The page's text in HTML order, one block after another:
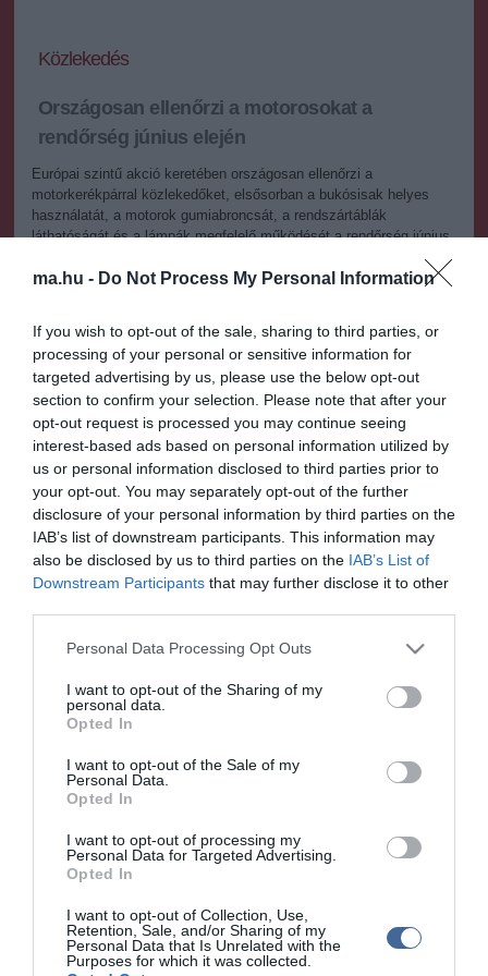
ma.hu - Do Not Process My Personal Information
If you wish to opt-out of the sale, sharing to third parties, or
processing of your personal or sensitive information for
targeted advertising by us, please use the below opt-out
section to confirm your selection. Please note that after your
opt-out request is processed you may continue seeing
interest-based ads based on personal information utilized by
us or personal information disclosed to third parties prior to
your opt-out. You may separately opt-out of the further
disclosure of your personal information by third parties on the
IAB’s list of downstream participants. This information may
also be disclosed by us to third parties on the IAB’s List of
Downstream Participants that may further disclose it to other
Please note that this website/app uses one or more Google
not limited to your visit or usage behaviour. You may click to
grant or deny consent to Google and its third-party tags to
use your data for below specified purposes in below Google
consent section.
Personal Data Processing Opt Outs
I want to opt-out of the Sharing of my
personal data.
Opted In
I want to opt-out of the Sale of my
Personal Data.
Opted In
I want to opt-out of processing my
Personal Data for Targeted Advertising.
Opted In
I want to opt-out of Collection, Use,
Retention, Sale, and/or Sharing of my
Personal Data that Is Unrelated with the
Purposes for which it was collected.
Közlekedés
Országosan ellenőrzi a motorosokat a
rendőrség június elején
Európai szintű akció keretében országosan ellenőrzi a
motorkerékpárral közlekedőket, elsősorban a bukósisak helyes
használatát, a motorok gumiabroncsát, a rendszártáblák
láthatóságát és a lámpák megfelelő működését a rendőrség június
MTI
Az ellenőrzésnek az is célja, hogy kiszűrjék a járműveken
végrehajtott szabálytalan átalakításokat, a többi között a kipufogók
átalakítását, mert a motorkerékpároknak az utólagos, nem gyári
módosítások estén is meg kell felelnie a környezetvédelmi és
zajszint-előírásoknak - tartalmazza a közlemény.
Azt írták, hogy az Európai Közlekedésrendészeti Szervek
Hálózata (ROADPOL) június 1. és 7. között "2Wheelers"
elnevezéssel hirdetett fokozott ellenőrzést, amelyhez a magyar
rendőrség is csatlakozik.
érdekében a motorosoknak különös figyelmet kell fordítaniuk arra,
sem lehet kevesebb 1,6 milliméternél.
Továbbá a rendszámtáblának a közúti forgalomban mindig az
tilos a rendszámtáblát szándékosan felhajtani, eltakarni, sárral,
falevéllel, biztonsági lánccal vagy egyéb módon olvashatatlanná
A rendszámtábla eltávolítása vagy meghamisítása nem csupán
egyszerű szabálysértés, hanem bizonyos esetekben
Arra kérik a motorosokat, hogy az utazás megkezdése előtt mindig
ellenőrizzék járművük műszaki állapotát és közlekedésük során ne